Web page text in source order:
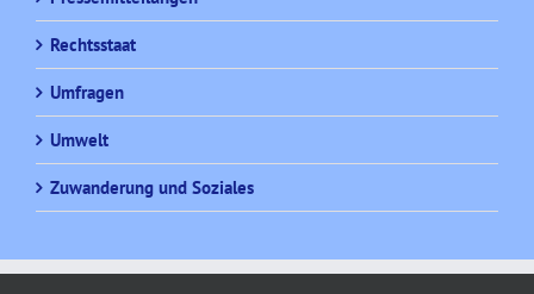
Rechtsstaat
Umfragen
Umwelt
Zuwanderung und Soziales